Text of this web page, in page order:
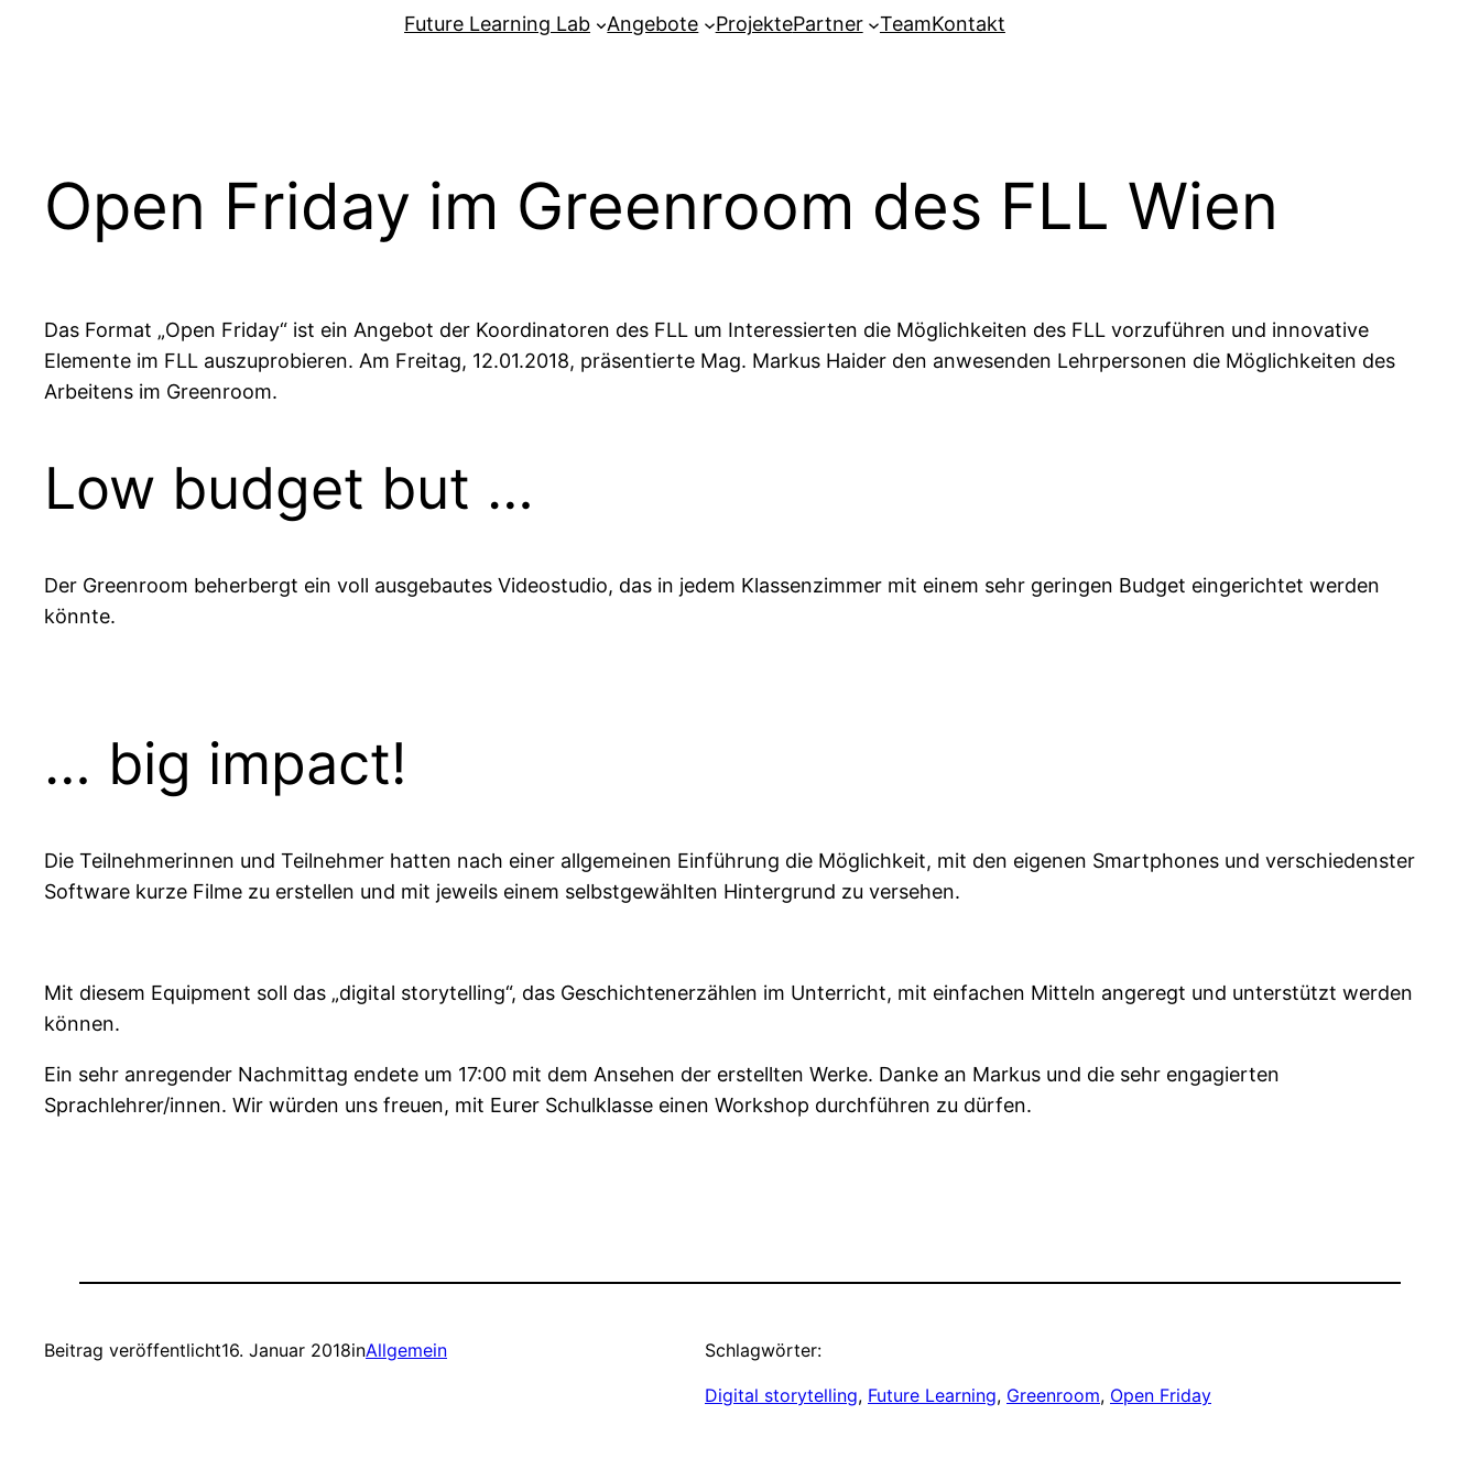
Future Learning Lab Angebote ProjektePartner TeamKontakt
Open Friday im Greenroom des FLL Wien
Das Format „Open Friday“ ist ein Angebot der Koordinatoren des FLL um Interessierten die Möglichkeiten des FLL vorzuführen und innovative
Elemente im FLL auszuprobieren. Am Freitag, 12.01.2018, präsentierte Mag. Markus Haider den anwesenden Lehrpersonen die Möglichkeiten des
Arbeitens im Greenroom.
Low budget but …
Der Greenroom beherbergt ein voll ausgebautes Videostudio, das in jedem Klassenzimmer mit einem sehr geringen Budget eingerichtet werden
könnte.
… big impact!
Die Teilnehmerinnen und Teilnehmer hatten nach einer allgemeinen Einführung die Möglichkeit, mit den eigenen Smartphones und verschiedenster
Software kurze Filme zu erstellen und mit jeweils einem selbstgewählten Hintergrund zu versehen.
Mit diesem Equipment soll das „digital storytelling“, das Geschichtenerzählen im Unterricht, mit einfachen Mitteln angeregt und unterstützt werden
können.
Ein sehr anregender Nachmittag endete um 17:00 mit dem Ansehen der erstellten Werke. Danke an Markus und die sehr engagierten
Sprachlehrer/innen. Wir würden uns freuen, mit Eurer Schulklasse einen Workshop durchführen zu dürfen.
Beitrag veröffentlicht16. Januar 2018inAllgemein Schlagwörter:
Digital storytelling, Future Learning, Greenroom, Open Friday